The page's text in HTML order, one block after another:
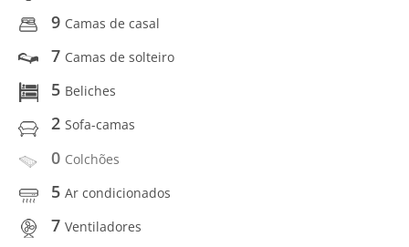
9 Camas de casal
7 Camas de solteiro
5 Beliches
2 Sofa-camas
0 Colchões
5 Ar condicionados
7 Ventiladores